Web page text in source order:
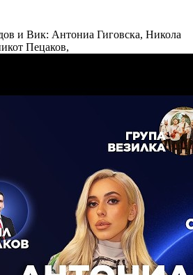
и Вик: Антониа Гиговска, Никола
Пецаков,